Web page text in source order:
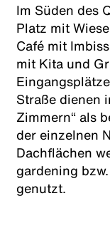
Im Süden des
Platz mit
Café mit
mit Kita und
Straße dienen
Zimmern“ als
der einzelnen
Dachflächen
gardening
genutzt.